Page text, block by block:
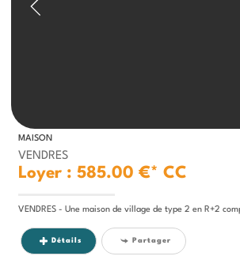
MAISON
VENDRES
Loyer : 585.00 €* CC
Détails Partager